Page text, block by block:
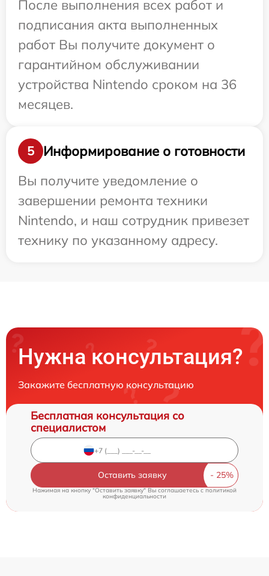
После выполнения всех работ и
подписания акта выполненных
работ Вы получите документ о
гарантийном обслуживании
устройства Nintendo сроком на 36
месяцев.
5
Информирование о готовности
Вы получите уведомление о
завершении ремонта техники
Nintendo, и наш сотрудник привезет
технику по указанному адресу.
Нужна консультация?
Закажите бесплатную консультацию
Бесплатная консультация со
специалистом
Оставить заявку
Нажимая на кнопку "Оставить заявку" Вы соглашаетесь c политикой
конфиденциальности